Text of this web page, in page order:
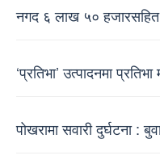
नगद ६ लाख ५०
‘प्रतिभा’ उत्पादनमा
पोखरामा सवारी दुर्घटना :